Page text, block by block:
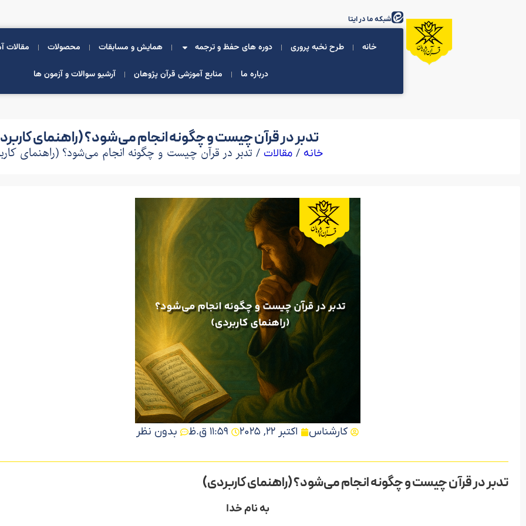
شبکه ما در ایتا
خانه طرح نخبه پروری دوره های حفظ و ترجمه همایش و مسابقات محصولات مقالات
درباره ما منابع آموزشی قرآن پژوهان آرشیو سوالات و آزمون ها
تدبر در قرآن چیست و چگونه انجام می‌شود؟ (راهنمای
خانه / مقالات / تدبر در قرآن چیست و چگونه انجام می‌شود؟ (راهنمای
کارشناس اکتبر 22, 2025 11:59 ق.ظ بدون نظر
تدبر در قرآن چیست و چگونه انجام می‌شود؟ (راهنمای کاربردی)
به نام خدا